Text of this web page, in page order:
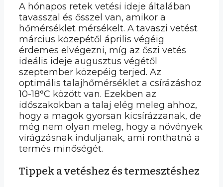
A hónapos retek vetési ideje általában
tavasszal és ősszel van, amikor a
hőmérséklet mérsékelt. A tavaszi vetést
március közepétől április végéig
érdemes elvégezni, míg az őszi vetés
ideális ideje augusztus végétől
szeptember közepéig terjed. Az
optimális talajhőmérséklet a csírázáshoz
10-18°C között van. Ezekben az
időszakokban a talaj elég meleg ahhoz,
hogy a magok gyorsan kicsírázzanak, de
még nem olyan meleg, hogy a növények
virágzásnak induljanak, ami ronthatná a
termés minőségét.
Tippek a vetéshez és termesztéshez